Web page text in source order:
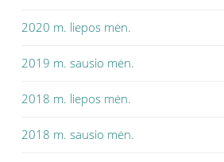
2020 m. liepos mėn.
2019 m. sausio mėn.
2018 m. liepos mėn.
2018 m. sausio mėn.